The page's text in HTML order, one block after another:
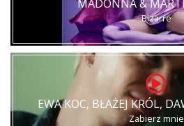
MADONNA &
Bizarre
EWA KOC, BŁAŻEJ KRÓL,
Zabierz mnie